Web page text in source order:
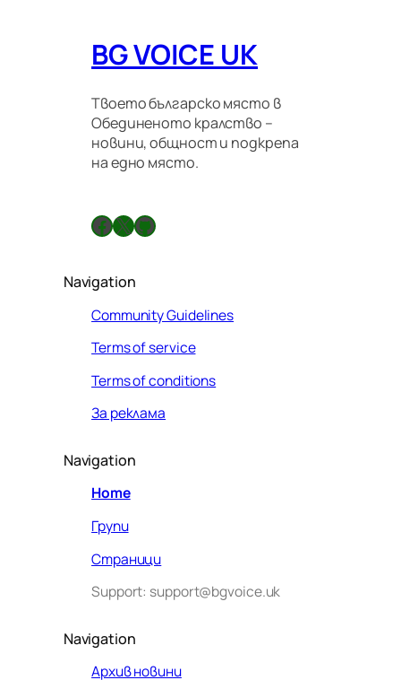
BG VOICE UK
Твоето българско място в
Обединеното кралство –
новини, общност и подкрепа
на едно място.
Facebook X GitHub
Navigation
Community Guidelines
Terms of service
Terms of conditions
За реклама
Navigation
Home
Групи
Страници
Support: support@bgvoice.uk
Navigation
Архив новини